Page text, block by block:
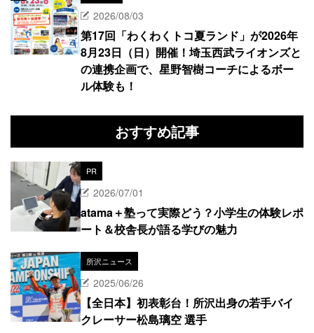
2026/08/03
第17回「わくわくトコ夏ランド」が2026年
8月23日（日）開催！埼玉西武ライオンズと
の連携企画で、星野智樹コーチによるボー
ル体験も！
おすすめ記事
PR
2026/07/01
atama＋塾って実際どう？小学生の体験レポ
ート＆校舎長が語る学びの魅力
所沢ニュース
2025/06/26
【全日本】初表彰台！所沢出身の若手バイ
クレーサー松島璃空 選手